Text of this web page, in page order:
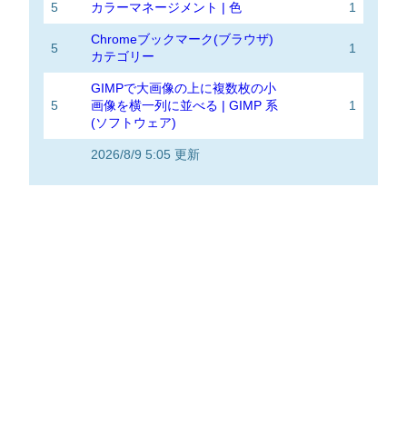
5 カラーマネージメント | 色 1
5
Chromeブックマーク(ブラウザ)
カテゴリー
1
5
GIMPで大画像の上に複数枚の小
画像を横一列に並べる | GIMP 系
(ソフトウェア)
1
2026/8/9 5:05 更新